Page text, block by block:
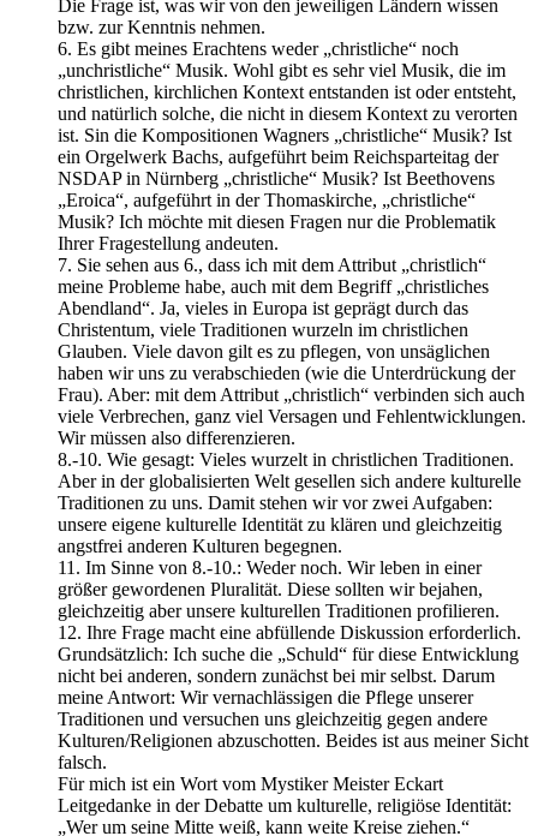
Die Frage ist, was wir von den jeweiligen Ländern wissen
bzw. zur Kenntnis nehmen.
6. Es gibt meines Erachtens weder „christliche“ noch
„unchristliche“ Musik. Wohl gibt es sehr viel Musik, die im
christlichen, kirchlichen Kontext entstanden ist oder entsteht,
und natürlich solche, die nicht in diesem Kontext zu verorten
ist. Sin die Kompositionen Wagners „christliche“ Musik? Ist
ein Orgelwerk Bachs, aufgeführt beim Reichsparteitag der
NSDAP in Nürnberg „christliche“ Musik? Ist Beethovens
„Eroica“, aufgeführt in der Thomaskirche, „christliche“
Musik? Ich möchte mit diesen Fragen nur die Problematik
Ihrer Fragestellung andeuten.
7. Sie sehen aus 6., dass ich mit dem Attribut „christlich“
meine Probleme habe, auch mit dem Begriff „christliches
Abendland“. Ja, vieles in Europa ist geprägt durch das
Christentum, viele Traditionen wurzeln im christlichen
Glauben. Viele davon gilt es zu pflegen, von unsäglichen
haben wir uns zu verabschieden (wie die Unterdrückung der
Frau). Aber: mit dem Attribut „christlich“ verbinden sich auch
viele Verbrechen, ganz viel Versagen und Fehlentwicklungen.
Wir müssen also differenzieren.
8.-10. Wie gesagt: Vieles wurzelt in christlichen Traditionen.
Aber in der globalisierten Welt gesellen sich andere kulturelle
Traditionen zu uns. Damit stehen wir vor zwei Aufgaben:
unsere eigene kulturelle Identität zu klären und gleichzeitig
angstfrei anderen Kulturen begegnen.
11. Im Sinne von 8.-10.: Weder noch. Wir leben in einer
größer gewordenen Pluralität. Diese sollten wir bejahen,
gleichzeitig aber unsere kulturellen Traditionen profilieren.
12. Ihre Frage macht eine abfüllende Diskussion erforderlich.
Grundsätzlich: Ich suche die „Schuld“ für diese Entwicklung
nicht bei anderen, sondern zunächst bei mir selbst. Darum
meine Antwort: Wir vernachlässigen die Pflege unserer
Traditionen und versuchen uns gleichzeitig gegen andere
Kulturen/Religionen abzuschotten. Beides ist aus meiner Sicht
falsch.
Für mich ist ein Wort vom Mystiker Meister Eckart
Leitgedanke in der Debatte um kulturelle, religiöse Identität:
„Wer um seine Mitte weiß, kann weite Kreise ziehen.“